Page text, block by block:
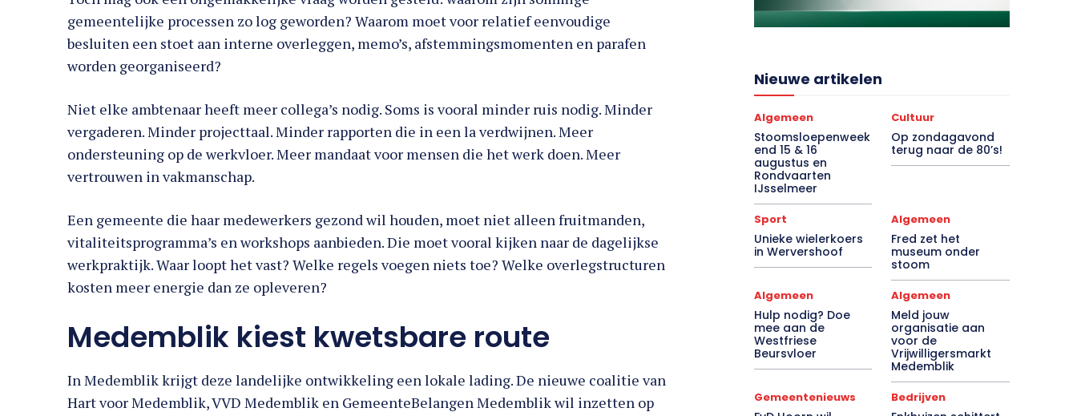
gemeentelijke processen zo log geworden? Waarom moet voor relatief eenvoudige
besluiten een stoet aan interne overleggen, memo’s, afstemmingsmomenten en parafen
vergaderen. Minder projecttaal. Minder rapporten die in een la verdwijnen. Meer
ondersteuning op de werkvloer. Meer mandaat voor mensen die het werk doen. Meer
vertrouwen in vakmanschap.
vitaliteitsprogramma’s en workshops aanbieden. Die moet vooral kijken naar de dagelijkse
werkpraktijk. Waar loopt het vast? Welke regels voegen niets toe? Welke overlegstructuren
kosten meer energie dan ze opleveren?
Medemblik kiest kwetsbare route
Hart voor Medemblik, VVD Medemblik en GemeenteBelangen Medemblik wil inzetten op
Nieuwe artikelen
Algemeen
Stoomsloepenweek
end 15 & 16
augustus en
Rondvaarten
IJsselmeer
Cultuur
Op zondagavond
terug naar de 80’s!
Sport
Unieke wielerkoers
in Wervershoof
Algemeen
Fred zet het
museum onder
stoom
Algemeen
Hulp nodig? Doe
mee aan de
Westfriese
Beursvloer
Algemeen
Meld jouw
organisatie aan
voor de
Vrijwilligersmarkt
Medemblik
Gemeentenieuws Bedrijven